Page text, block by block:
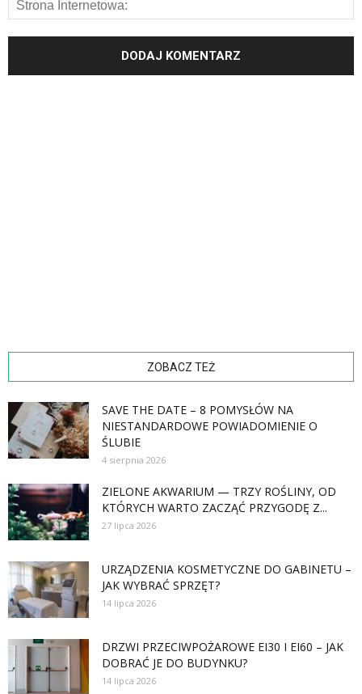
ZOBACZ TEŻ
SAVE THE DATE – 8 POMYSŁÓW NA
NIESTANDARDOWE POWIADOMIENIE O
ŚLUBIE
4 sierpnia 2026
ZIELONE AKWARIUM — TRZY ROŚLINY, OD
KTÓRYCH WARTO ZACZĄĆ PRZYGODĘ Z...
27 lipca 2026
URZĄDZENIA KOSMETYCZNE DO GABINETU –
JAK WYBRAĆ SPRZĘT?
14 lipca 2026
DRZWI PRZECIWPOŻAROWE EI30 I EI60 – JAK
DOBRAĆ JE DO BUDYNKU?
14 lipca 2026